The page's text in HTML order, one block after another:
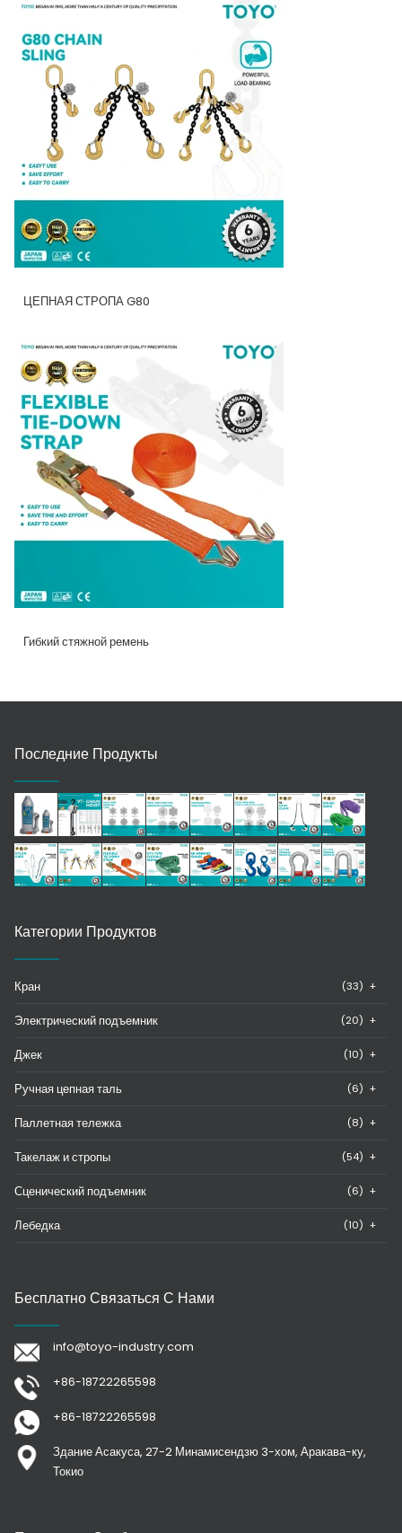
ЦЕПНАЯ СТРОПА G80
Гибкий стяжной ремень
Последние Продукты
Категории Продуктов
Кран (33) +
Электрический подъемник (20) +
Джек (10) +
Ручная цепная таль (6) +
Паллетная тележка (8) +
Такелаж и стропы (54) +
Сценический подъемник (6) +
Лебедка (10) +
Бесплатно Связаться С Нами
info@toyo-industry.com
+86-18722265598
+86-18722265598
Здание Асакуса, 27-2 Минамисендзю 3-хом, Аракава-ку,
Токио